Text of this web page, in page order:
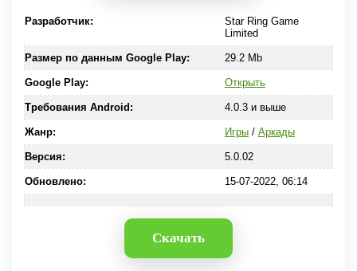
Разработчик:
Star Ring Game
Limited
Размер по данным Google Play: 29.2 Mb
Google Play: Открыть
Требования Android: 4.0.3 и выше
Жанр: Игры/ Аркады
Версия: 5.0.02
Обновлено: 15-07-2022, 06:14
Скачать